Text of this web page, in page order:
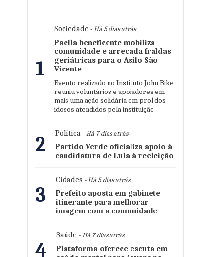
1
Sociedade - Há 5 dias atrás
Paella beneficente mobiliza
comunidade e arrecada fraldas
geriátricas para o Asilo São
Vicente
Evento realizado no Instituto John Bike
reuniu voluntários e apoiadores em
mais uma ação solidária em prol dos
idosos atendidos pela instituição
2 Política - Há 7 dias atrás
Partido Verde oficializa apoio à
candidatura de Lula à reeleição
3
Cidades - Há 5 dias atrás
Prefeito aposta em gabinete
itinerante para melhorar
imagem com a comunidade
4
Saúde - Há 7 dias atrás
Plataforma oferece escuta em